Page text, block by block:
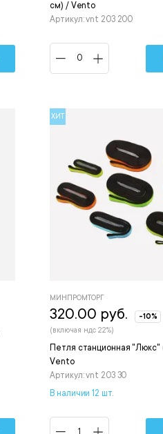
см) / Vento
Артикул: vnt 203 200
ХИТ
Петля станционная "Люкс"
Vento
Артикул: vnt 203 30
МИНПРОМТОРГ
320.00 руб.
-10%
(включая ндс 22%)
В наличии 12 шт.